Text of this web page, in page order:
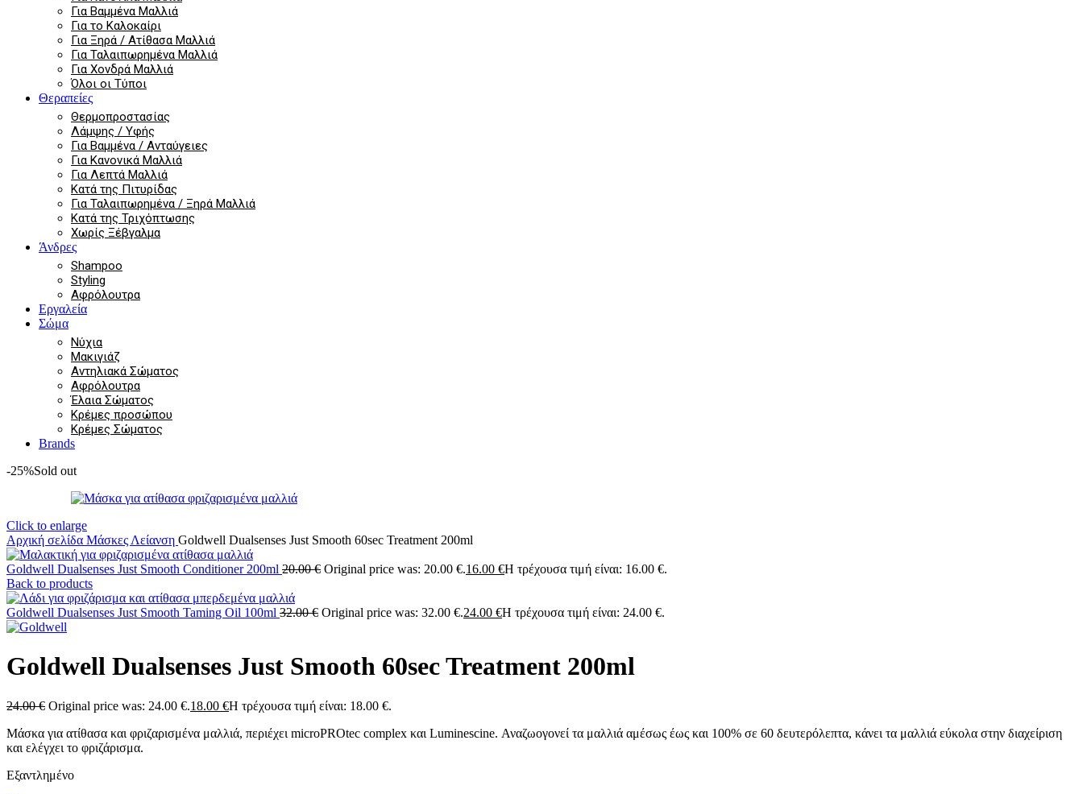
Για Βαμμένα Μαλλιά
Για το Καλοκαίρι
Για Ξηρά / Ατίθασα Μαλλιά
Για Ταλαιπωρημένα Μαλλιά
Για Χονδρά Μαλλιά
Όλοι οι Τύποι
Θεραπείες
Θερμοπροστασίας
Λάμψης / Υφής
Για Βαμμένα / Ανταύγειες
Για Κανονικά Μαλλιά
Για Λεπτά Μαλλιά
Κατά της Πιτυρίδας
Για Ταλαιπωρημένα / Ξηρά Μαλλιά
Κατά της Τριχόπτωσης
Χωρίς Ξέβγαλμα
Άνδρες
Shampoo
Styling
Αφρόλουτρα
Εργαλεία
Σώμα
Νύχια
Μακιγιάζ
Αντηλιακά Σώματος
Αφρόλουτρα
Έλαια Σώματος
Κρέμες προσώπου
Κρέμες Σώματος
Brands
-25%Sold out
Click to enlarge
Αρχική σελίδα Μάσκες Λείανση Goldwell Dualsenses Just Smooth 60sec Treatment 200ml
Goldwell Dualsenses Just Smooth Conditioner 200ml 20.00€ Original price was: 20.00 €.16.00 €Η τρέχουσα τιμή είναι: 16.00 €.
Back to products
Goldwell Dualsenses Just Smooth Taming Oil 100ml 32.00€ Original price was: 32.00 €.24.00 €Η τρέχουσα τιμή είναι: 24.00 €.
Goldwell Dualsenses Just Smooth 60sec Treatment 200ml
24.00€ Original price was: 24.00 €.18.00 €Η τρέχουσα τιμή είναι: 18.00 €.
Μάσκα για ατίθασα και φριζαρισμένα μαλλιά, περιέχει microPROtec complex και Luminescine. Αναζωογονεί τα μαλλιά αμέσως έως και 100% σε 60 δευτερόλεπτα, κάνει τα μαλλιά εύκολα στην διαχείριση
και ελέγχει το φριζάρισμα.
Εξαντλημένο